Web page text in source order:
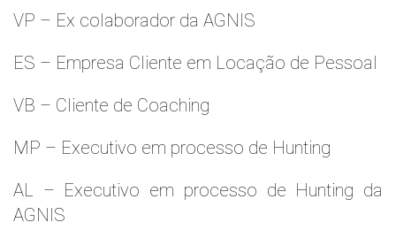
VP – Ex colaborador da AGNIS
ES – Empresa Cliente em Locação de Pessoal
VB – Cliente de Coaching
MP – Executivo em processo de Hunting
AL – Executivo em processo de Hunting da
AGNIS